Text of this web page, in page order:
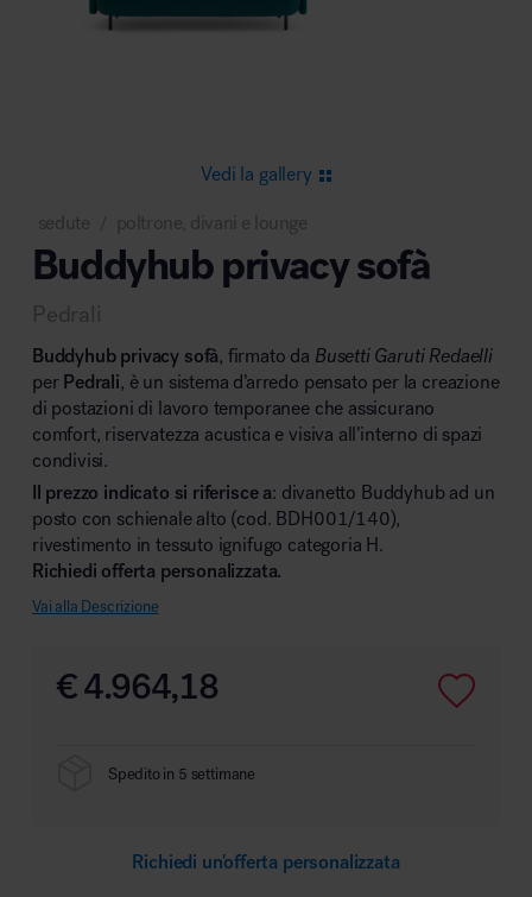
Area lounge e attesa
Area outdoor
Vedi la gallery
sedute poltrone, divani e lounge
Buddyhub privacy sofà
Pedrali
Buddyhub privacy sofà, firmato da Busetti Garuti Redaelli
per Pedrali, è un sistema d’arredo pensato per la creazione
di postazioni di lavoro temporanee che assicurano
comfort, riservatezza acustica e visiva all’interno di spazi
condivisi.
Il prezzo indicato si riferisce a: divanetto Buddyhub ad un
posto con schienale alto (cod. BDH001/140),
rivestimento in tessuto ignifugo categoria H.
Richiedi offerta personalizzata.
Vai alla Descrizione
€4.964,18
Spedito in 5 settimane
Richiedi un'offerta personalizzata